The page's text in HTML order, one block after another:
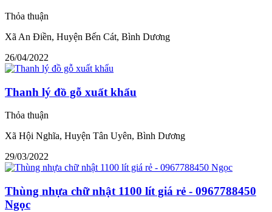
Thỏa thuận
Xã An Điền, Huyện Bến Cát, Bình Dương
26/04/2022
Thanh lý đồ gỗ xuất khẩu
Thỏa thuận
Xã Hội Nghĩa, Huyện Tân Uyên, Bình Dương
29/03/2022
Thùng nhựa chữ nhật 1100 lít giá rẻ - 0967788450
Ngọc